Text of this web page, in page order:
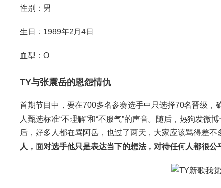
性别：男
生日：1989年2月4日
血型：O
TY与张震岳的恩怨情仇
首期节目中，要在700多名参赛选手中只选择70名晋级
人甄选标准“不理解”和“不服气”的声音。随后，热狗发微
后，好多人都在骂阿岳，也过了两天，大家应该骂得差不
人，面对选手他只是表达当下的想法，对待任何人都很